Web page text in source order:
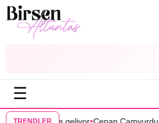
☰
TRENDLER
Cenan Çamyurdu Karakuyu dizisinde